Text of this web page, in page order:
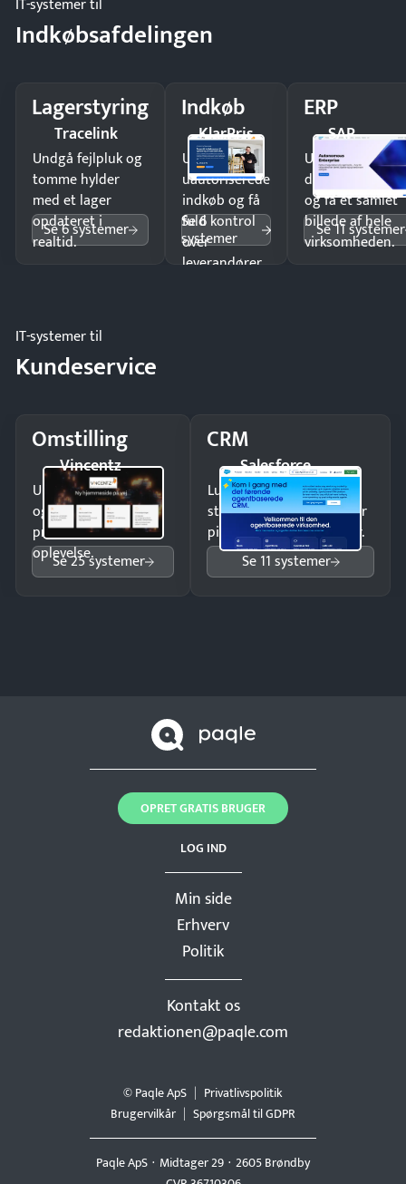
IT-systemer til
Indkøbsafdelingen
Lagerstyring
Tracelink
Undgå fejlpluk og
tomme hylder
med et lager
opdateret i
realtid.
Se 6 systemer
Indkøb
KlarPris
Undgå
uautoriserede
indkøb og få
fuld kontrol
over
leverandører
Se 6
systemer
ERP
SAP
Undgå
og få ét samlet
billede af hele
virksomheden.
Se 11 systemer
IT-systemer til
Kundeservice
Omstilling
Vincentz
Undgå tabte opkald
og giv kunderne en
professionel
oplevelse.
Se 25 systemer
CRM
Salesforce
Luk flere salg med et
struktureret overblik over
pipeline og opfølgninger.
Se 11 systemer
Min side
Erhverv
Politik
Kontakt os
redaktionen@paqle.com
LOG IND
OPRET GRATIS BRUGER
Paqle ApS Midtager 29 2605 Brøndby
© Paqle ApS
Privatlivspolitik
Brugervilkår
Spørgsmål til GDPR